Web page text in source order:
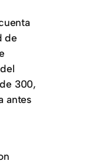
de
300,
antes